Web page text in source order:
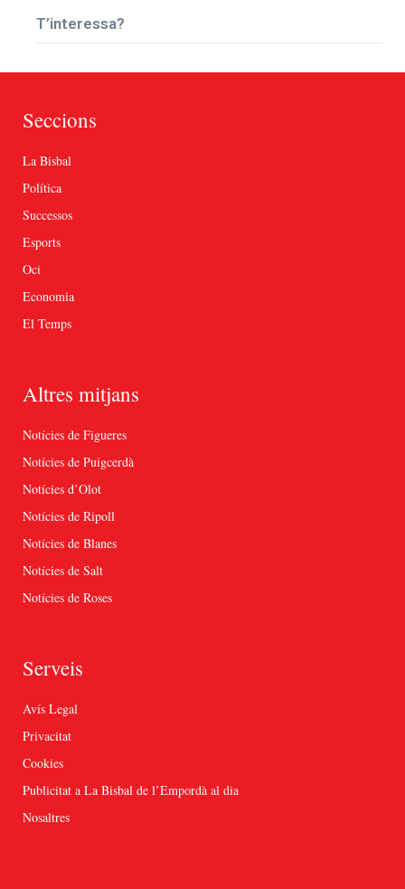
T’interessa?
Seccions
La Bisbal
Política
Successos
Esports
Oci
Economia
El Temps
Altres mitjans
Notícies de Figueres
Notícies de Puigcerdà
Notícies d’Olot
Notícies de Ripoll
Notícies de Blanes
Notícies de Salt
Notícies de Roses
Serveis
Avís Legal
Privacitat
Cookies
Publicitat a La Bisbal de l’Empordà al dia
Nosaltres